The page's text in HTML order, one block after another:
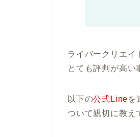
ライバークリエイ
とても評判が高い
以下の公式Lineを
ついて親切に教え